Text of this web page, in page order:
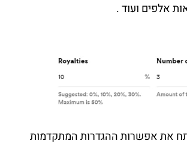
אלפים ועוד .
את אפשרות ההגדרות המתקדמות